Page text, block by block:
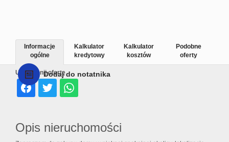
Dodaj do notatnika
Udostępnij ofertę
Informacje
ogólne
Kalkulator
kredytowy
Kalkulator
kosztów
Podobne
oferty
Opis nieruchomości